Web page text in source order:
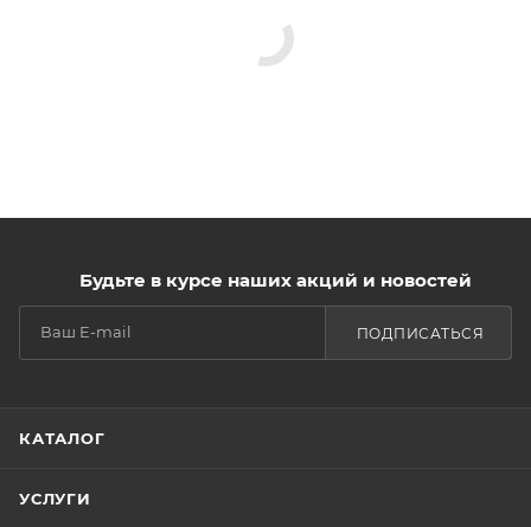
Будьте в курсе наших акций и новостей
ПОДПИСАТЬСЯ
КАТАЛОГ
УСЛУГИ